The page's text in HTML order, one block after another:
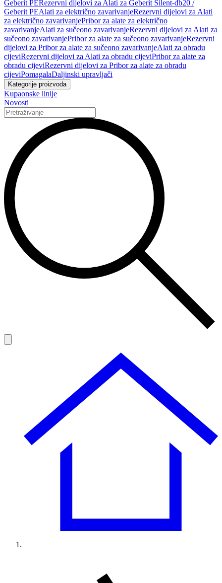
Geberit PERezervni dijelovi za Alati za Geberit Silent-db20 /
Geberit PEAlati za električno zavarivanjeRezervni dijelovi za Alati
za električno zavarivanjePribor za alate za električno
zavarivanjeAlati za sučeono zavarivanjeRezervni dijelovi za Alati za
sučeono zavarivanjePribor za alate za sučeono zavarivanjeRezervni
dijelovi za Pribor za alate za sučeono zavarivanjeAlati za obradu
cijeviRezervni dijelovi za Alati za obradu cijeviPribor za alate za
obradu cijeviRezervni dijelovi za Pribor za alate za obradu
cijeviPomagalaDaljinski upravljači
Kategorije proizvoda
Kupaonske linije
Novosti